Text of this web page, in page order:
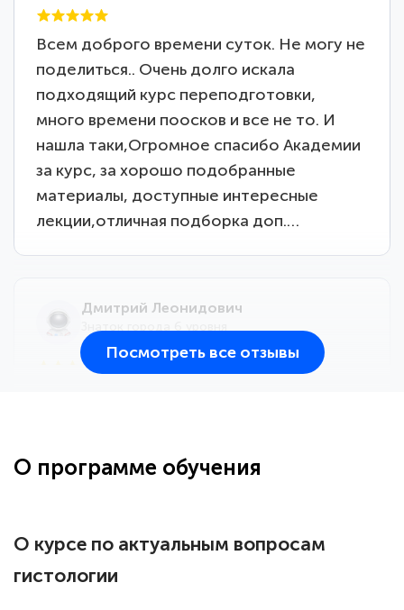
Всем доброго времени суток. Не могу не
поделиться.. Очень долго искала
подходящий курс переподготовки,
много времени поосков и все не то. И
нашла таки,Огромное спасибо Академии
за курс, за хорошо подобранные
материалы, доступные интересные
лекции,отличная подборка доп.…
Дмитрий Леонидович
большое количество методических
Посмотреть все отзывы
О программе обучения
О курсе по актуальным вопросам
гистологии